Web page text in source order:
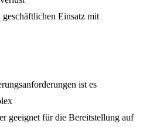
Einsatz mit
ist es
geeignet für die Bereitstellung auf